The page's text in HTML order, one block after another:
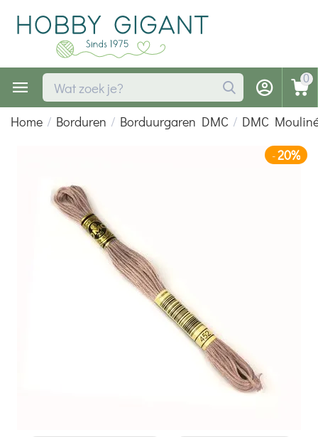
0
Home / Borduren / Borduurgaren DMC / DMC
-20%